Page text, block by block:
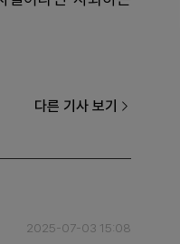
다른 기사 보기
2025-07-03 15:08